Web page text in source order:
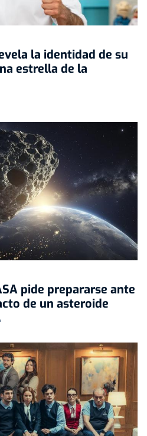
la identidad de su
estrella de la
pide prepararse ante
de un asteroide